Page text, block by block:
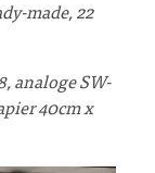
made, 22
analoge SW-
40cm x